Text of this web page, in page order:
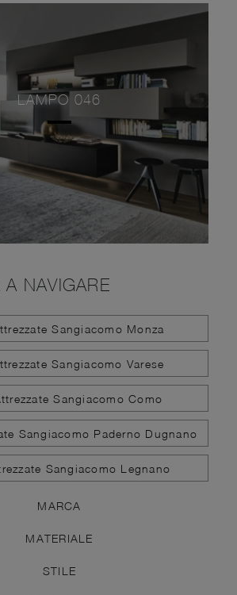
LAMPO 046
NAVIGARE
Sangiacomo Monza
Sangiacomo Varese
Sangiacomo Como
Sangiacomo Paderno Dugnano
Sangiacomo Legnano
MARCA
MATERIALE
STILE